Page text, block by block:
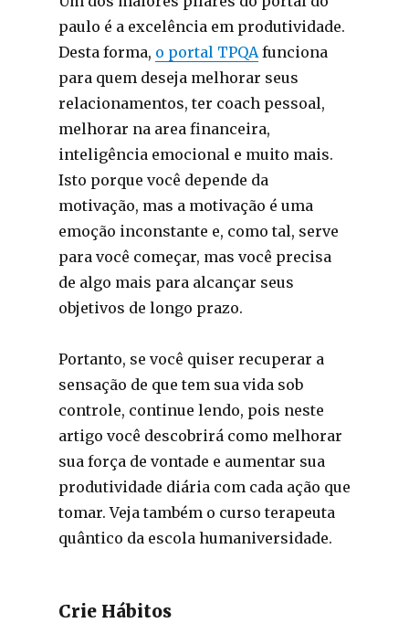
paulo é a excelência em produtividade.
Desta forma, o portal TPQAfunciona
para quem deseja melhorar seus
relacionamentos, ter coach pessoal,
melhorar na area financeira,
inteligência emocional e muito mais.
Isto porque você depende da
motivação, mas a motivação é uma
emoção inconstante e, como tal, serve
para você começar, mas você precisa
de algo mais para alcançar seus
objetivos de longo prazo.
Portanto, se você quiser recuperar a
sensação de que tem sua vida sob
controle, continue lendo, pois neste
artigo você descobrirá como melhorar
sua força de vontade e aumentar sua
produtividade diária com cada ação que
tomar. Veja também o curso terapeuta
quântico da escola humaniversidade.
Crie Hábitos